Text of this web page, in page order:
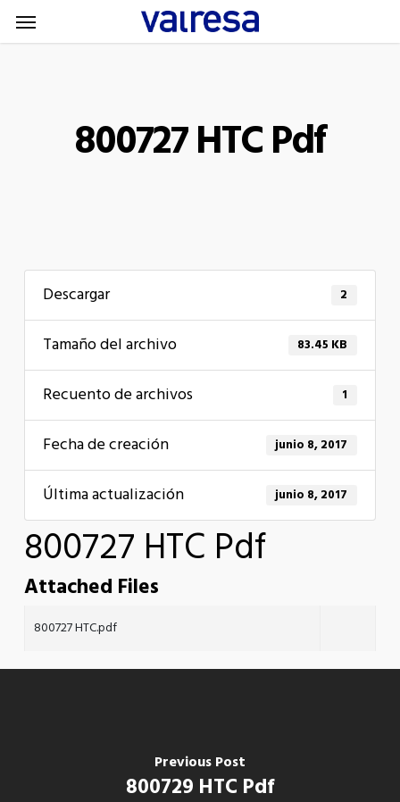
Skip
to
Menu
800727 HTC Pdf
Descargar 2
Tamaño del archivo 83.45 KB
Recuento de archivos 1
Fecha de creación junio 8, 2017
Última actualización junio 8, 2017
800727 HTC Pdf
Attached Files
800727 HTC.pdf
Previous Post
800729 HTC Pdf
Menu